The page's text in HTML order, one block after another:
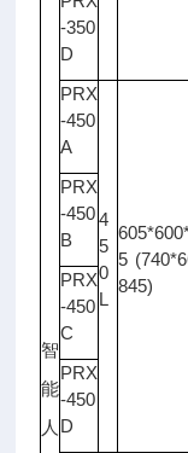
智
能
人
-350
D
PRX
-450
A
4
5
0
L
5
845)
PRX
-450
B
PRX
-450
C
PRX
-450
D